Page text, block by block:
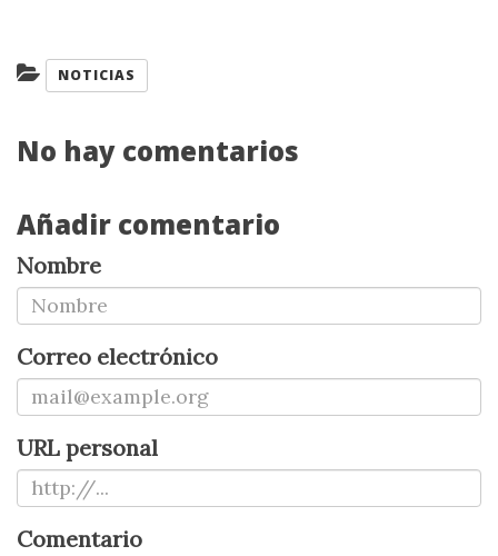
Categorías:
NOTICIAS
No hay comentarios
Añadir comentario
Nombre
Correo electrónico
URL personal
Comentario